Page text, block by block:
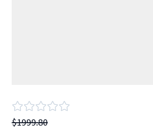
$1999.80